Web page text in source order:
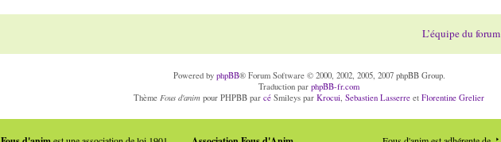
L’équipe du forum
Powered by phpBB® Forum Software © 2000, 2002, 2005, 2007 phpBB Group.
Traduction parphpBB-fr.com
Thème Fous d'anim pour PHPBB parcé Smileys parKrocui ,Sebastien Lasserre etFlorentine Grelier